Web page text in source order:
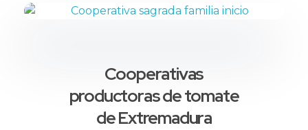
Cooperativas
productoras de tomate
de Extremadura